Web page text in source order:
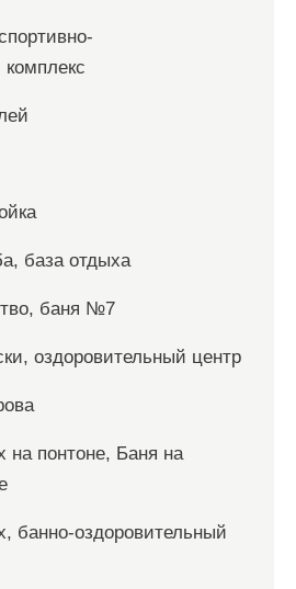
база отдыха
баня №7
оздоровительный центр
на понтоне, Баня на
банно-оздоровительный